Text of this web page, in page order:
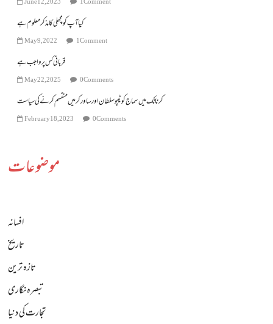
کیا آپ کو مچھلی کا مذکر معلوم ہے
May 9, 2022 1 Comment
قربانی کس پر واجب ہے
May 22, 2025 0 Comments
کرناٹک میں سماج کو ٹیپو سلطان اور ساورکر میں منقسم کرنے کی سیاست
February 18, 2023 0 Comments
موضوعات
افسانہ
تاریخ
تازہ ترین
تبصرہ نگاری
تجارت کی دنیا